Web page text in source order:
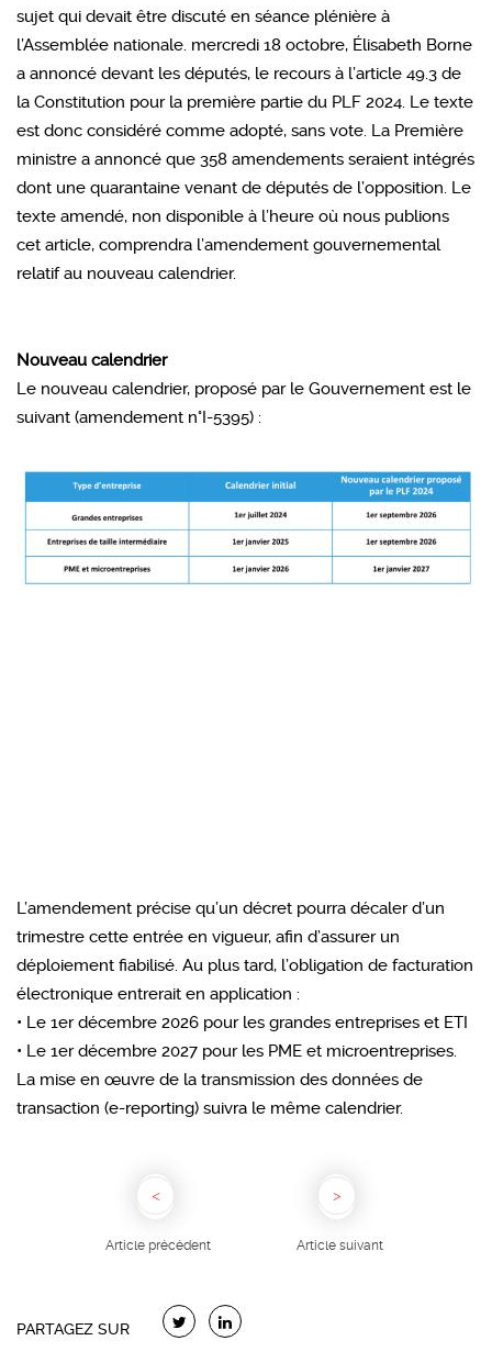
sujet qui devait être discuté en séance plénière à
l’Assemblée nationale. mercredi 18 octobre, Élisabeth Borne
a annoncé devant les députés, le recours à l’article 49.3 de
la Constitution pour la première partie du PLF 2024. Le texte
est donc considéré comme adopté, sans vote. La Première
ministre a annoncé que 358 amendements seraient intégrés
dont une quarantaine venant de députés de l’opposition. Le
texte amendé, non disponible à l’heure où nous publions
cet article, comprendra l’amendement gouvernemental
relatif au nouveau calendrier.
Nouveau calendrier
Le nouveau calendrier, proposé par le Gouvernement est le
suivant (amendement n°I-5395) :
L’amendement précise qu’un décret pourra décaler d’un
trimestre cette entrée en vigueur, afin d’assurer un
déploiement fiabilisé. Au plus tard, l’obligation de facturation
électronique entrerait en application :
• Le 1er décembre 2026 pour les grandes entreprises et ETI
• Le 1er décembre 2027 pour les PME et microentreprises.
La mise en œuvre de la transmission des données de
transaction (e-reporting) suivra le même calendrier.
Article précédent Article suivant
PARTAGEZ SUR